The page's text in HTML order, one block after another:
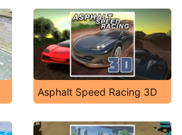
Asphalt Speed Racing 3D